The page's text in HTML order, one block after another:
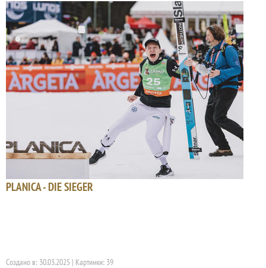
PLANICA - DIE SIEGER
Создано в: 30.03.2025 | Картинки: 39